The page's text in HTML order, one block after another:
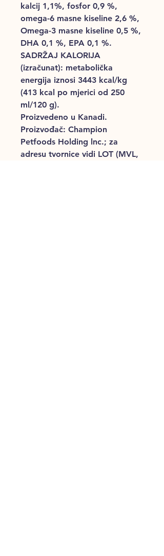
kalcij 1,1%, fosfor 0,9 %,
omega-6 masne kiseline 2,6 %,
Omega-3 masne kiseline 0,5 %,
DHA 0,1 %, EPA 0,1 %.
SADRŽAJ KALORIJA
(izračunat): metabolička
energija iznosi 3443 kcal/kg
(413 kcal po mjerici od 250
ml/120 g).
Proizvedeno u Kanadi.
Proizvođač: Champion
Petfoods Holding lnc.; za
adresu tvornice vidi LOT (MVL,